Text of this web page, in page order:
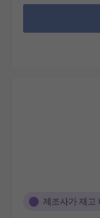
제조사가 재고